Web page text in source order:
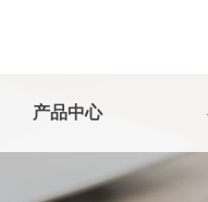
产品中心